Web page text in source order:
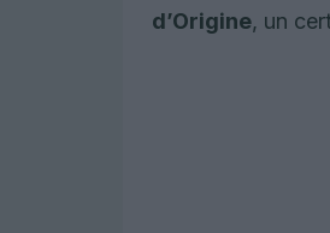
d’Origine, un